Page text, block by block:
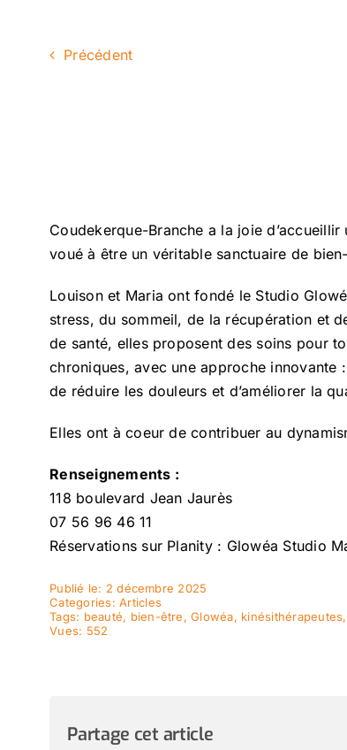
Précédent
Coudekerque-Branche a la joie
voué à être un véritable sanctuaire de
Louison et Maria ont fondé le Studio
stress, du sommeil, de la récupération et
de santé, elles proposent des soins pour
chroniques, avec une approche innovante
de réduire les douleurs et d’améliorer la
Elles ont à coeur de contribuer au
Renseignements :
118 boulevard Jean Jaurès
07 56 96 46 11
Réservations sur Planity : Glowéa Studio
Publié le: 2 décembre 2025
Categories:Articles
Tags: beauté, bien-être,Glowéa, kinésithérapeutes,
Vues: 552
Partage cet article